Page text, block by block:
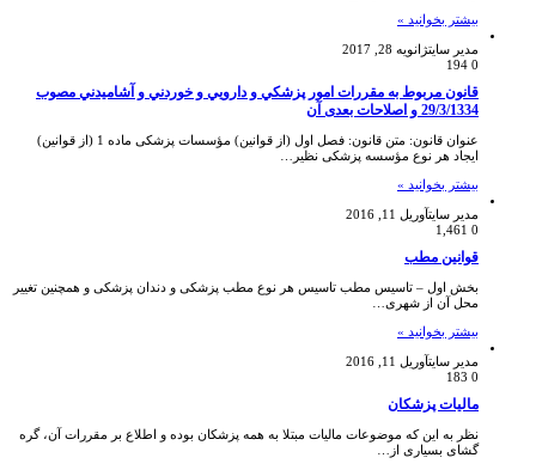
بیشتر بخوانید »
مدیر سایتژانویه 28, 2017
0
قانون مربوط به مقررات امور پزشكي و دارويي و خوردني و آشاميدني مصوب
29/3/1334 و اصلاحات بعدى آن
عنوان قانون: متن قانون: فصل اول (از قوانين) مؤسسات پزشكى ماده 1 (از قوانين)
ايجاد هر نوع مؤسسه پزشكى نظير…
بیشتر بخوانید »
مدیر سایتآوریل 11, 2016
0
قوانین مطب
بخش اول – تاسیس مطب تاسیس هر نوع مطب پزشکی و دندان پزشکی و همچنین تغییر
محل آن از شهری…
بیشتر بخوانید »
مدیر سایتآوریل 11, 2016
0
مالیات پزشکان
نظر به این که موضوعات مالیات مبتلا به همه پزشکان بوده و اطلاع بر مقررات آن، گره
گشای بسیاری از…